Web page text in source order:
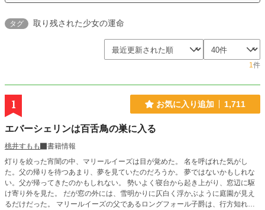
タグ 取り残された少女の運命
1件
1 お気に入り追加 1,711
エバーシェリンは百舌鳥の巣に入る
桃井すもも
書籍情報
灯りを絞った宵闇の中、マリールイーズは目が覚めた。 名を呼ばれた気がし
た。父の帰りを待つあまり、夢を見ていたのだろうか。 夢ではないかもしれな
い。父が帰ってきたのかもしれない。 勢いよく寝台から起き上がり、窓辺に駆
け寄り外を見た。 だが窓の外には、雪明かりに仄白く浮かぶように庭園が見え
るだけだった。 マリールイーズの父であるロングフォール子爵は、行方知れず